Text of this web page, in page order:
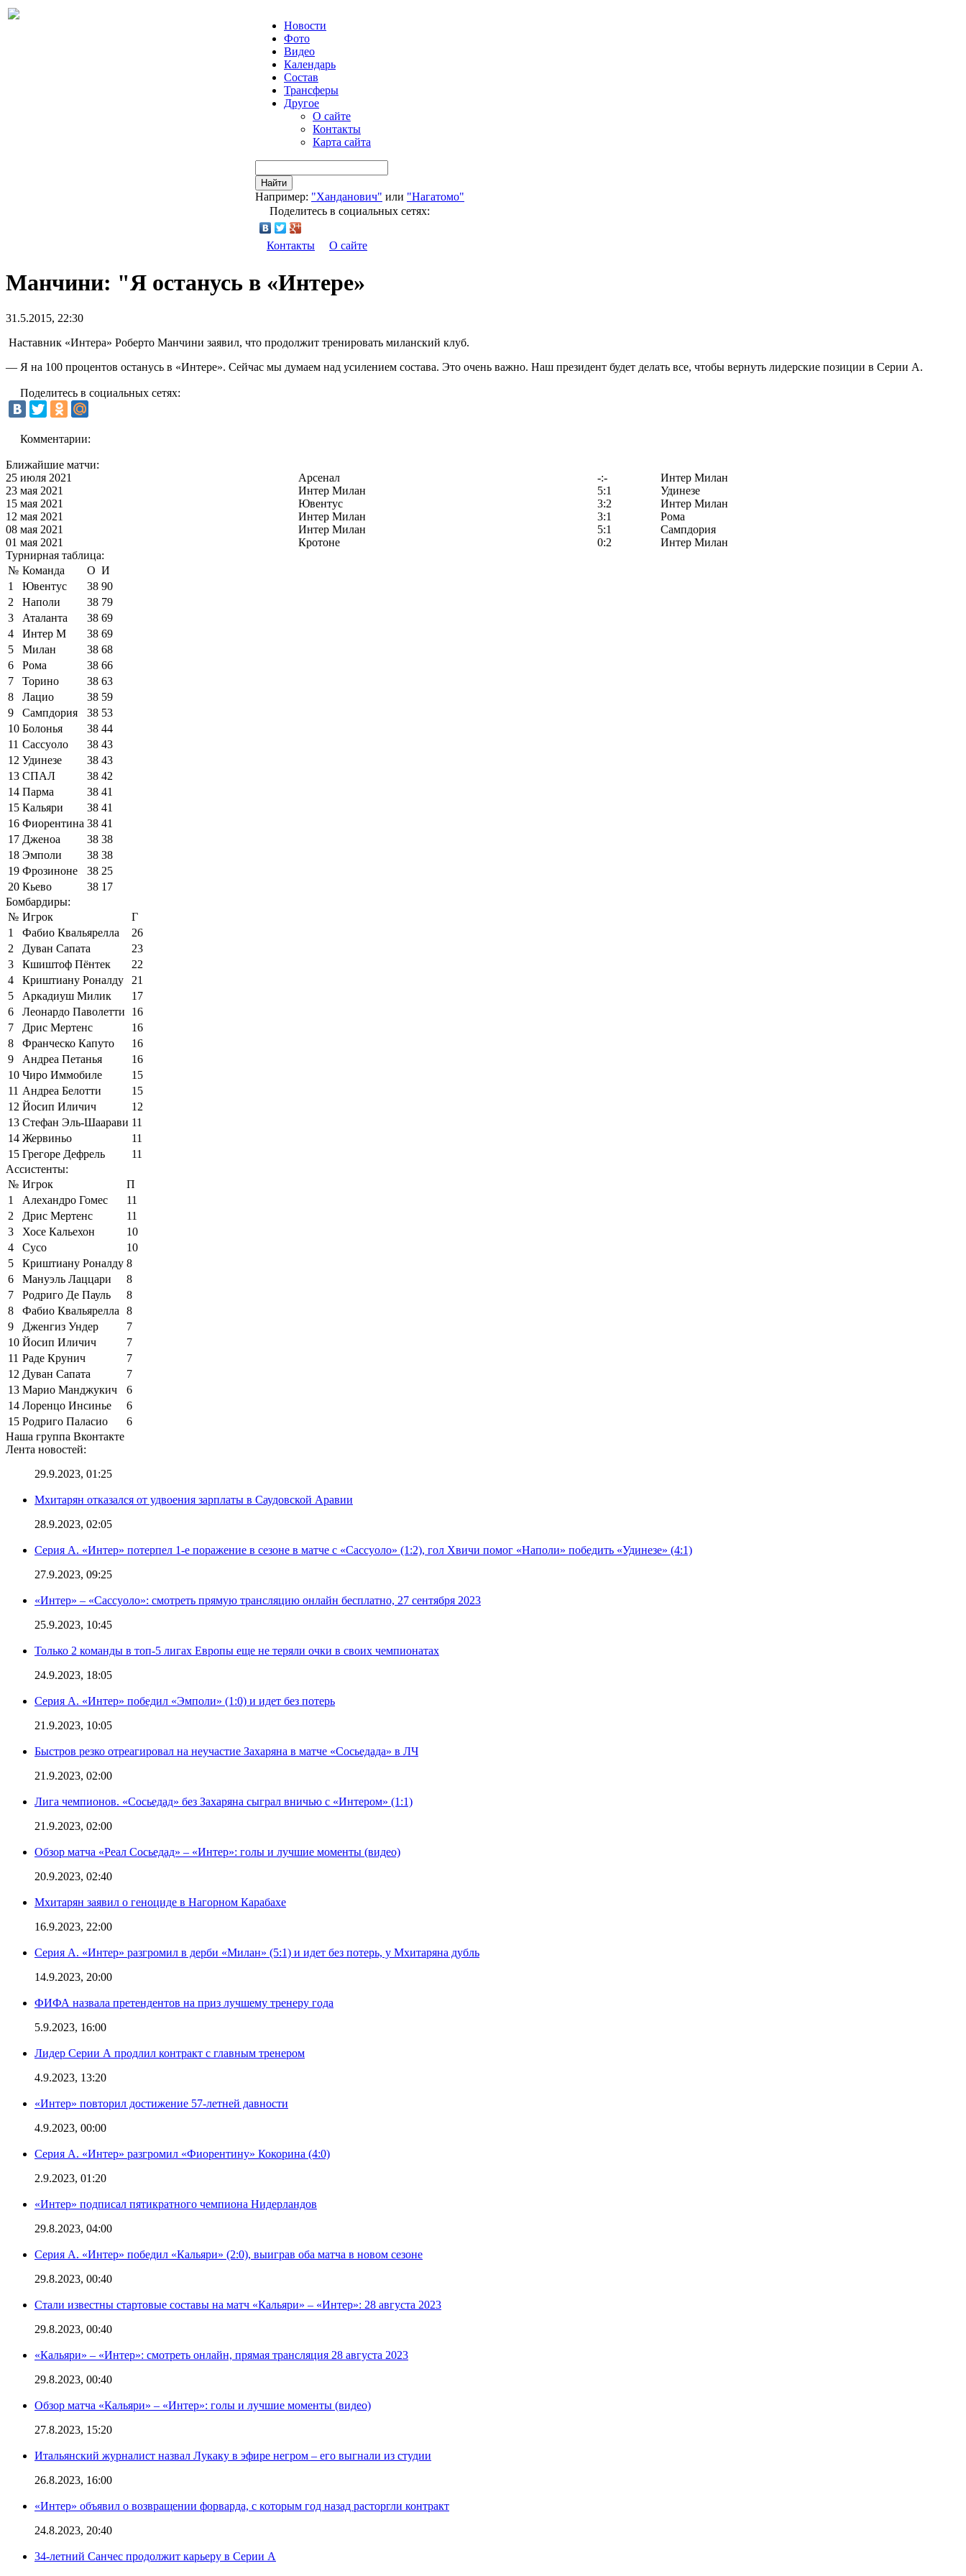
Новости
Фото
Видео
Календарь
Состав
Трансферы
Другое
О сайте
Контакты
Карта сайта
Найти
Например: "Ханданович" или "Нагатомо"
Поделитесь в социальных сетях:
Контакты О сайте
Манчини: "Я останусь в «Интере»
31.5.2015, 22:30
Наставник «Интера» Роберто Манчини заявил, что продолжит тренировать миланский клуб.
— Я на 100 процентов останусь в «Интере». Сейчас мы думаем над усилением состава. Это очень важно. Наш президент будет делать все, чтобы вернуть лидерские позиции в Серии А.
Поделитесь в социальных сетях:
Комментарии:
Ближайшие матчи:
25 июля 2021
Арсенал -:-
Интер Милан
23 мая 2021
Интер Милан 5:1
Удинезе
15 мая 2021
Ювентус 3:2
Интер Милан
12 мая 2021
Интер Милан 3:1
Рома
08 мая 2021
Интер Милан 5:1
Сампдория
01 мая 2021
Кротоне 0:2
Интер Милан
Турнирная таблица:
№ Команда О И
1
Ювентус 38 90
2
Наполи 38 79
3
Аталанта 38 69
4
Интер М 38 69
5
Милан 38 68
6
Рома 38 66
7
Торино 38 63
8
Лацио 38 59
9
Сампдория 38 53
10 Болонья 38 44
11 Сассуоло 38 43
12 Удинезе 38 43
13 СПАЛ 38 42
14 Парма 38 41
15 Кальяри 38 41
16 Фиорентина 38 41
17 Дженоа 38 38
18 Эмполи 38 38
19 Фрозиноне 38 25
20 Кьево 38 17
Бомбардиры:
№ Игрок
Г
1
Фабио Квальярелла
26
2
Дуван Сапата
23
3
Кшиштоф Пёнтек
22
4
Криштиану Роналду
21
5
Аркадиуш Милик
17
6
Леонардо Паволетти
16
7
Дрис Мертенс
16
8
Франческо Капуто
16
9
Андреа Петанья
16
10 Чиро Иммобиле
15
11 Андреа Белотти
15
12 Йосип Иличич
12
13 Стефан Эль-Шаарави 11
14 Жервиньо
11
15 Грегоре Дефрель
11
Ассистенты:
№ Игрок
П
1
Алехандро Гомес
11
2
Дрис Мертенс
11
3
Хосе Кальехон
10
4
Сусо
10
5
Криштиану Роналду 8
6
Мануэль Лаццари
8
7
Родриго Де Пауль
8
8
Фабио Квальярелла
8
9
Дженгиз Ундер
7
10 Йосип Иличич
7
11 Раде Крунич
7
12 Дуван Сапата
7
13 Марио Манджукич
6
14 Лоренцо Инсинье
6
15 Родриго Паласио
6
Наша группа Вконтакте
Лента новостей:
29.9.2023, 01:25
Мхитарян отказался от удвоения зарплаты в Саудовской Аравии
28.9.2023, 02:05
Серия А. «Интер» потерпел 1-е поражение в сезоне в матче с «Сассуоло» (1:2), гол Хвичи помог «Наполи» победить «Удинезе» (4:1)
27.9.2023, 09:25
«Интер» – «Сассуоло»: смотреть прямую трансляцию онлайн бесплатно, 27 сентября 2023
25.9.2023, 10:45
Только 2 команды в топ-5 лигах Европы еще не теряли очки в своих чемпионатах
24.9.2023, 18:05
Серия А. «Интер» победил «Эмполи» (1:0) и идет без потерь
21.9.2023, 10:05
Быстров резко отреагировал на неучастие Захаряна в матче «Сосьедада» в ЛЧ
21.9.2023, 02:00
Лига чемпионов. «Сосьедад» без Захаряна сыграл вничью с «Интером» (1:1)
21.9.2023, 02:00
Обзор матча «Реал Сосьедад» – «Интер»: голы и лучшие моменты (видео)
20.9.2023, 02:40
Мхитарян заявил о геноциде в Нагорном Карабахе
16.9.2023, 22:00
Серия А. «Интер» разгромил в дерби «Милан» (5:1) и идет без потерь, у Мхитаряна дубль
14.9.2023, 20:00
ФИФА назвала претендентов на приз лучшему тренеру года
5.9.2023, 16:00
Лидер Серии А продлил контракт с главным тренером
4.9.2023, 13:20
«Интер» повторил достижение 57-летней давности
4.9.2023, 00:00
Серия А. «Интер» разгромил «Фиорентину» Кокорина (4:0)
2.9.2023, 01:20
«Интер» подписал пятикратного чемпиона Нидерландов
29.8.2023, 04:00
Серия А. «Интер» победил «Кальяри» (2:0), выиграв оба матча в новом сезоне
29.8.2023, 00:40
Стали известны стартовые составы на матч «Кальяри» – «Интер»: 28 августа 2023
29.8.2023, 00:40
«Кальяри» – «Интер»: смотреть онлайн, прямая трансляция 28 августа 2023
29.8.2023, 00:40
Обзор матча «Кальяри» – «Интер»: голы и лучшие моменты (видео)
27.8.2023, 15:20
Итальянский журналист назвал Лукаку в эфире негром – его выгнали из студии
26.8.2023, 16:00
«Интер» объявил о возвращении форварда, с которым год назад расторгли контракт
24.8.2023, 20:40
34-летний Санчес продолжит карьеру в Серии А